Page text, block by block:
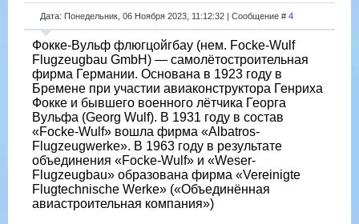
Дата: Понедельник, 06 Ноября 2023, 11:12:32 | Сообщение # 4
Фокке-Вульф флюгцойгбау (нем. Focke-Wulf
Flugzeugbau GmbH) — самолётостроительная
фирма Германии. Основана в 1923 году в
Бремене при участии авиаконструктора Генриха
Фокке и бывшего военного лётчика Георга
Вульфа (Georg Wulf). В 1931 году в состав
«Focke-Wulf» вошла фирма «Albatros-
Flugzeugwerke». В 1963 году в результате
объединения «Focke-Wulf» и «Weser-
Flugzeugbau» образована фирма «Vereinigte
Flugtechnische Werke» («Объединённая
авиастроительная компания»)